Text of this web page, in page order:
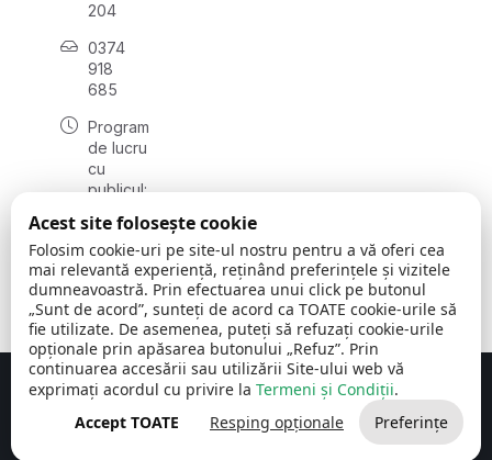
204
0374
918
685
Program
de lucru
cu
publicul:
08:00 -
16:30
, vineri:
08:00 -
14:00
Comuna Cerchezu © 2026Toate drepturile rezervate
Concept realizat de Big Media Relații Publice SRL
Acest site folosește cookie
Folosim cookie-uri pe site-ul nostru pentru a vă oferi cea
mai relevantă experiență, reținând preferințele și vizitele
dumneavoastră. Prin efectuarea unui click pe butonul
„Sunt de acord”, sunteți de acord ca TOATE cookie-urile să
fie utilizate. De asemenea, puteți să refuzați cookie-urile
opționale prin apăsarea butonului „Refuz”. Prin
continuarea accesării sau utilizării Site-ului web vă
exprimați acordul cu privire la Termeni și Condiții.
Accept TOATE
Resping opționale Preferințe